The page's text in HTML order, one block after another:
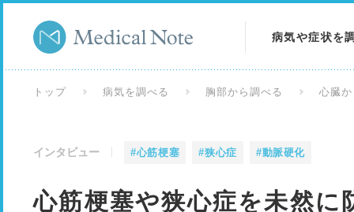
病気や症状を
検査を調べる
トップ 病気を調べる 胸部から調べる 心臓
インタビュー #心筋梗塞 #狭心症 #動脈硬化
心筋梗塞や狭心症を未然